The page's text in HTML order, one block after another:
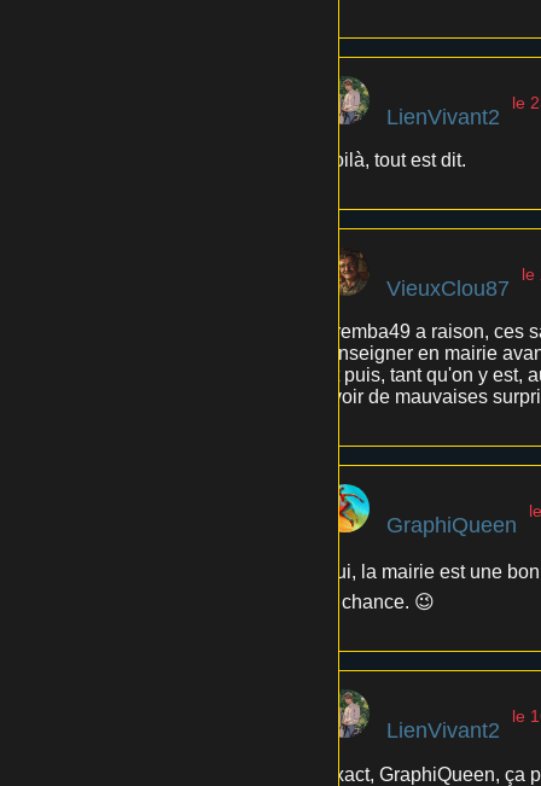
LienVivant2
le
Voilà, tout est dit.
VieuxClou87
le
Kremba49 a raison, ces
renseigner en mairie
Et puis, tant qu'on y est,
avoir de mauvaises
GraphiQueen
Oui, la mairie est une
la chance. 😉
LienVivant2
le
Exact, GraphiQueen, ça